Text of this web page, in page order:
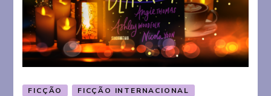
FICÇÃO
FICÇÃO INTERNACIONAL